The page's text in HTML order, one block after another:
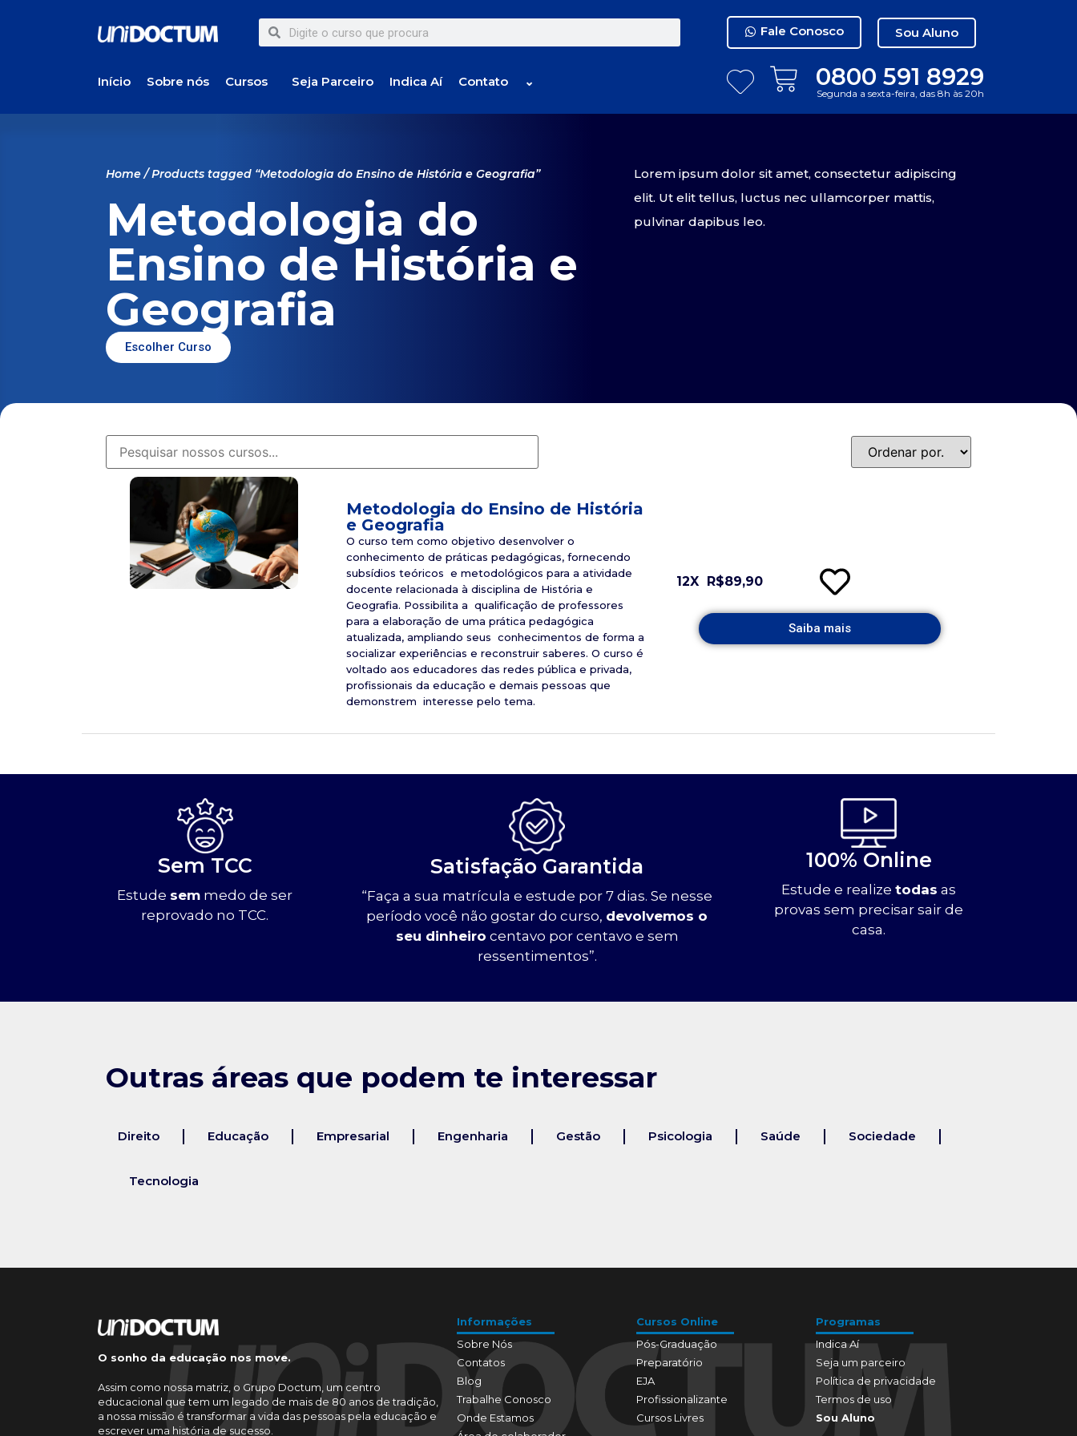
Fale Conosco Sou Aluno
Início Sobre nós Cursos Seja Parceiro Indica Aí Contato ⌄ 0800 591 8929
Segunda a sexta-feira, das 8h às 20h
Home/ Products tagged “Metodologia do Ensino de História e Geografia”
Metodologia do
Ensino de História e
Geografia
Escolher Curso
Lorem ipsum dolor sit amet, consectetur adipiscing
elit. Ut elit tellus, luctus nec ullamcorper mattis,
pulvinar dapibus leo.
Metodologia do Ensino de História
e Geografia
O curso tem como objetivo desenvolver o
conhecimento de práticas pedagógicas, fornecendo
subsídios teóricos e metodológicos para a atividade
docente relacionada à disciplina de História e
Geografia. Possibilita a qualificação de professores
para a elaboração de uma prática pedagógica
atualizada, ampliando seus conhecimentos de forma a
socializar experiências e reconstruir saberes. O curso é
voltado aos educadores das redes pública e privada,
profissionais da educação e demais pessoas que
demonstrem interesse pelo tema.
12X R$89,90
Saiba mais
Sem TCC
Estude sem medo de ser
reprovado no TCC.
Satisfação Garantida
“Faça a sua matrícula e estude por 7 dias. Se nesse
período você não gostar do curso, devolvemos o
seu dinheiro centavo por centavo e sem
ressentimentos”.
100% Online
Estude e realizetodas as
provas sem precisar sair de
casa.
Outras áreas que podem te interessar
Direito Educação Empresarial Engenharia Gestão Psicologia Saúde Sociedade
Tecnologia
O sonho da educação nos move.
Assim como nossa matriz, o Grupo Doctum, um centro
educacional que tem um legado de mais de 80 anos de tradição,
a nossa missão é transformar a vida das pessoas pela educação e
escrever uma história de sucesso.
Informações
Sobre Nós
Contatos
Blog
Trabalhe Conosco
Onde Estamos
Cursos Online
Pós-Graduação
Preparatório
EJA
Profissionalizante
Cursos Livres
Programas
Indica Aí
Seja um parceiro
Política de privacidade
Termos de uso
Sou Aluno